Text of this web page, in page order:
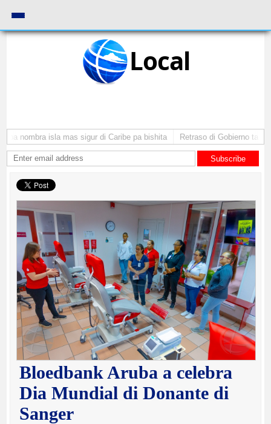
Local
nombra isla mas sigur di Caribe pa bishita Retraso di Gobierno ta
Subscribe
Bloedbank Aruba a celebra
Dia Mundial di Donante di
Sanger